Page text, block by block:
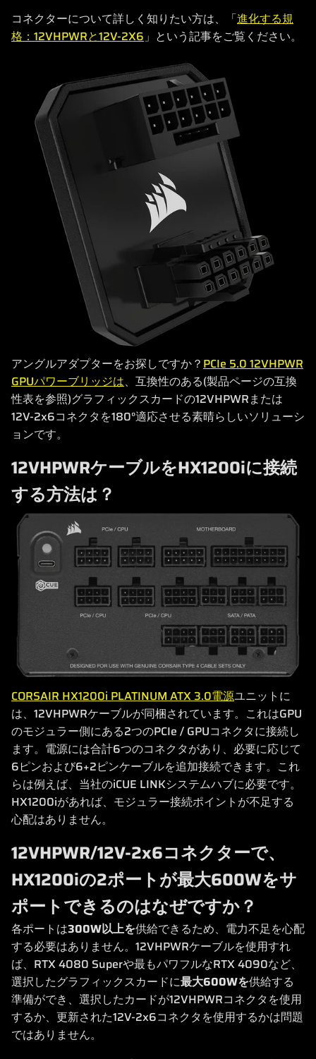
コネクターについて詳しく知りたい方は、「進化する規
格：12VHPWRと12V-2X6」という記事をご覧ください。
アングルアダプターをお探しですか？PCIe 5.0 12VHPWR
GPUパワーブリッジは、互換性のある(製品ページの互換
性表を参照)グラフィックスカードの12VHPWRまたは
12V-2x6コネクタを180°適応させる素晴らしいソリューシ
ョンです。
12VHPWRケーブルをHX1200iに接続
する方法は？
CORSAIR HX1200i PLATINUM ATX 3.0電源ユニットに
は、12VHPWRケーブルが同梱されています。これはGPU
のモジュラー側にある2つのPCIe / GPUコネクタに接続し
ます。電源には合計6つのコネクタがあり、必要に応じて
6ピンおよび6+2ピンケーブルを追加接続できます。これ
らは例えば、当社のiCUE LINKシステムハブに必要です。
HX1200iがあれば、モジュラー接続ポイントが不足する
心配はありません。
12VHPWR/12V-2x6コネクターで、
HX1200iの2ポートが最大600Wをサ
ポートできるのはなぜですか？
各ポートは300W以上を供給できるため、電力不足を心配
する必要はありません。12VHPWRケーブルを使用すれ
ば、RTX 4080 Superや最もパワフルなRTX 4090など、
選択したグラフィックスカードに最大600Wを供給する
準備ができ、選択したカードが12VHPWRコネクタを使用
するか、更新された12V-2x6コネクタを使用するかは問題
ではありません。